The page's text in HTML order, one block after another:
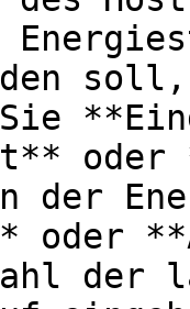
Sie
oder
der
oder
der